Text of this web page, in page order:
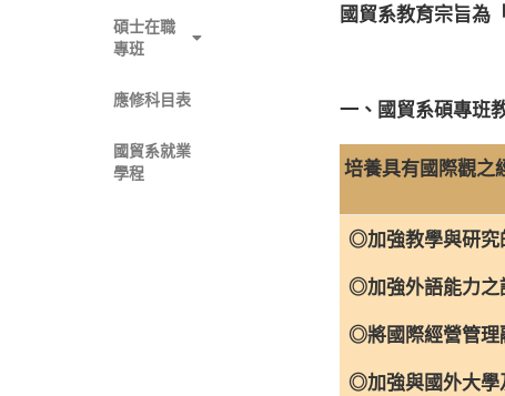
碩士在職
專班
應修科目表
國貿系就業
學程
國貿系教育宗旨為
一、國貿系碩專班
培養具有國際觀
◎加強教學與研究
◎加強外語能力之
◎將國際經營管理
◎加強與國外大學